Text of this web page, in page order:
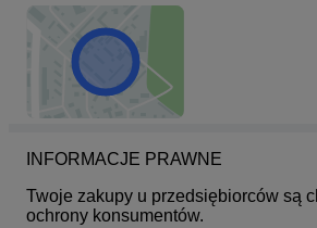
INFORMACJE PRAWNE
Twoje zakupy u przedsiębiorców są
ochrony konsumentów.